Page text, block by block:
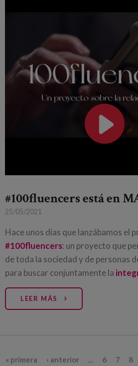
#100fluencers está en
25/05/2021
Hace unos días que lanzábamos el
#100fluencers: un proyecto que
de toda la sociedad y de personas
para buscar conjuntamente la
LEER MÁS
Páginas
« primera ‹ anterior … 6 7 8